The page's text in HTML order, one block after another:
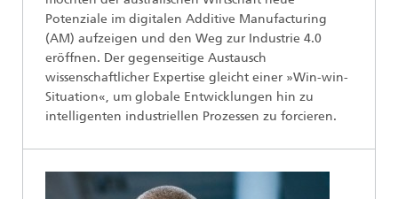
Potenziale im digitalen Additive Manufacturing
(AM) aufzeigen und den Weg zur Industrie 4.0
eröffnen. Der gegenseitige Austausch
wissenschaftlicher Expertise gleicht einer »Win-win-
Situation«, um globale Entwicklungen hin zu
intelligenten industriellen Prozessen zu forcieren.